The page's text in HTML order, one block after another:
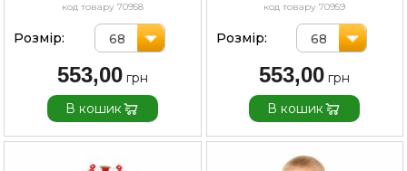
код товару 70958
Розмір: 68
553,00
В кошик
код товару 70959
Розмір: 68
553,00
В кошик